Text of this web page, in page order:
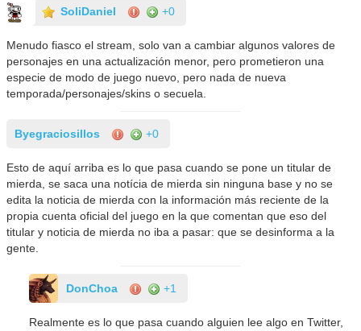
SoliDaniel +0
Menudo fiasco el stream, solo van a cambiar algunos valores de
personajes en una actualización menor, pero prometieron una
especie de modo de juego nuevo, pero nada de nueva
temporada/personajes/skins o secuela.
Byegraciosillos +0
Esto de aquí arriba es lo que pasa cuando se pone un titular de
mierda, se saca una notícia de mierda sin ninguna base y no se
edita la noticia de mierda con la información más reciente de la
propia cuenta oficial del juego en la que comentan que eso del
titular y noticia de mierda no iba a pasar: que se desinforma a la
gente.
DonChoa +1
Realmente es lo que pasa cuando alguien lee algo en Twitter,